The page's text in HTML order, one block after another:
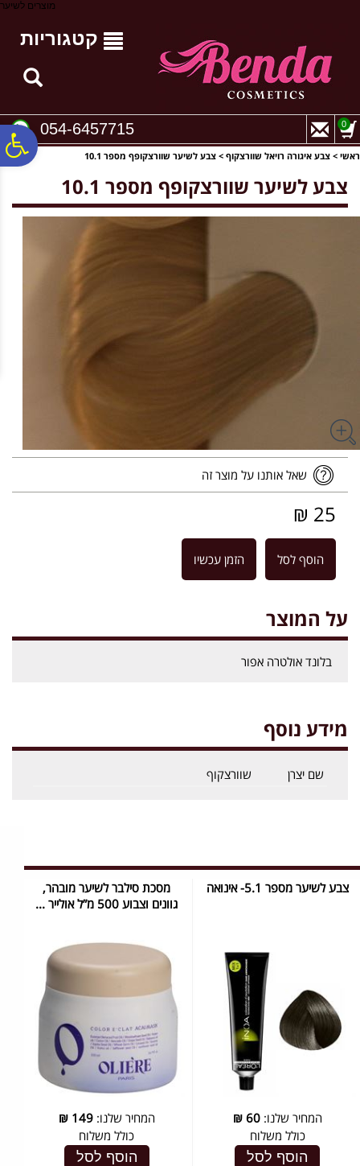
מוצרים לשיער
נגישות
קטגוריות
054-6457715 0
ראשי > צבע איגורה רויאל שוורצקוף > צבע לשיער שוורצקופף מספר 10.1
צבע לשיער שוורצקופף מספר 10.1
שאל אותנו על מוצר זה
25 ₪
הוסף לסל הזמן עכשיו
על המוצר
בלונד אולטרה אפור
מידע נוסף
שם יצרן שוורצקוף
צבע לשיער מספר 5.1- אינואה
המחיר שלנו:60
₪
כולל משלוח
הוסף לסל
מסכת סילבר לשיער מובהר,
גוונים וצבוע 500 מ”ל אולייר ...
המחיר שלנו:149
₪
כולל משלוח
הוסף לסל